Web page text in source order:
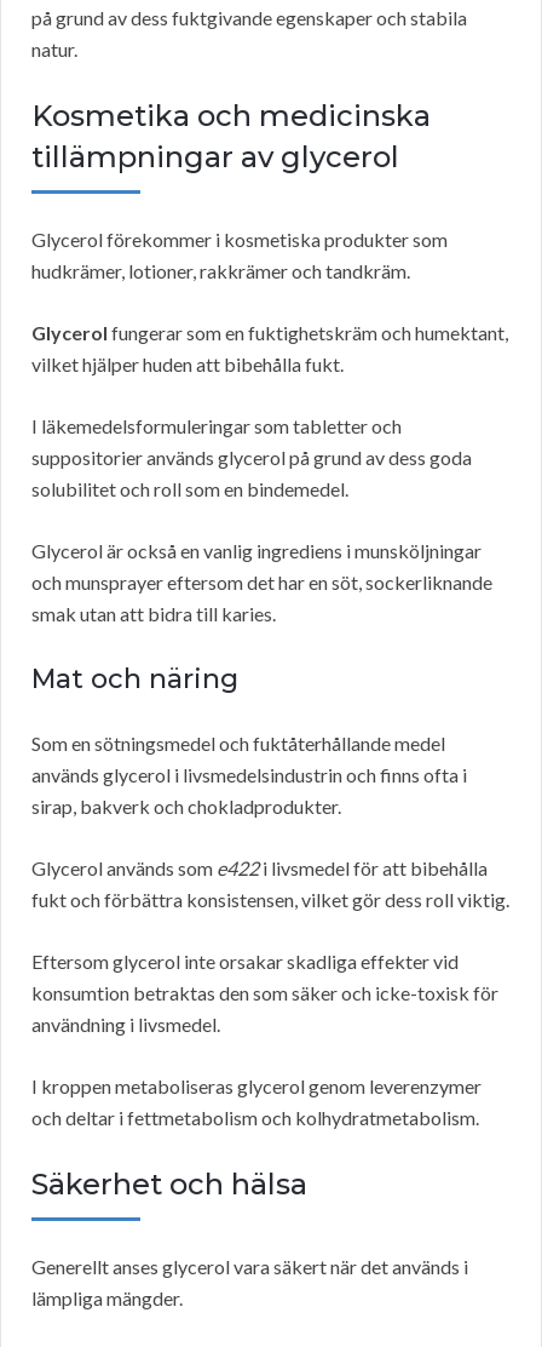
på grund av dess fuktgivande egenskaper och stabila
natur.
Kosmetika och medicinska
tillämpningar av glycerol
Glycerol förekommer i kosmetiska produkter som
hudkrämer, lotioner, rakkrämer och tandkräm.
Glycerol fungerar som en fuktighetskräm och humektant,
vilket hjälper huden att bibehålla fukt.
I läkemedelsformuleringar som tabletter och
suppositorier används glycerol på grund av dess goda
solubilitet och roll som en bindemedel.
Glycerol är också en vanlig ingrediens i munsköljningar
och munsprayer eftersom det har en söt, sockerliknande
smak utan att bidra till karies.
Mat och näring
Som en sötningsmedel och fuktåterhållande medel
används glycerol i livsmedelsindustrin och finns ofta i
sirap, bakverk och chokladprodukter.
Glycerol används som e422i livsmedel för att bibehålla
fukt och förbättra konsistensen, vilket gör dess roll viktig.
Eftersom glycerol inte orsakar skadliga effekter vid
konsumtion betraktas den som säker och icke-toxisk för
användning i livsmedel.
I kroppen metaboliseras glycerol genom leverenzymer
och deltar i fettmetabolism och kolhydratmetabolism.
Säkerhet och hälsa
Generellt anses glycerol vara säkert när det används i
lämpliga mängder.